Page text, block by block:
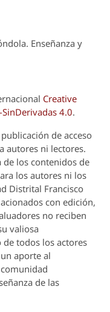
Enseñanza y
Creative
4.0.
de acceso
autores ni lectores.
de los contenidos de
los autores ni los
Distrital Francisco
con edición,
no reciben
valiosa
todos los actores
aporte al
de las